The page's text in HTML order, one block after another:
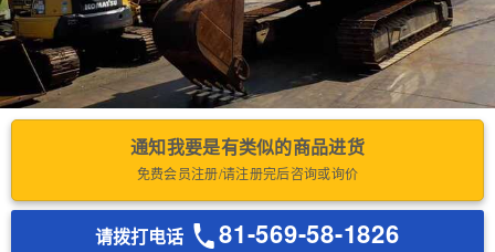
通知我要是有类似的商品进货
免费会员注册/请注册完后咨询或询价
请拨打电话 81-569-58-1826